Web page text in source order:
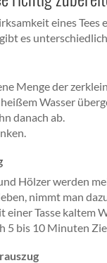
eines
es
Menge der
Wasser
danach ab.
Hölzer werden
nimmt man
einer Tasse kaltem
5 bis 10 Minuten